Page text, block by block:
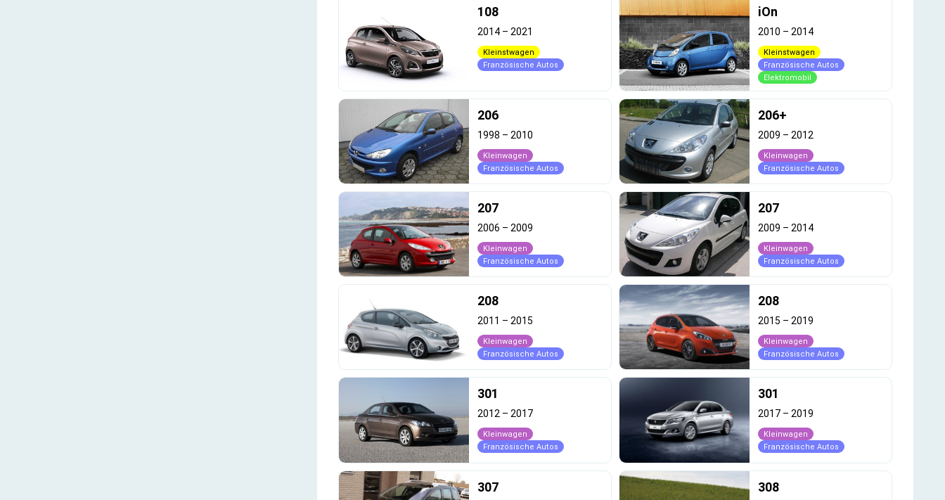
108
2014 – 2021
Kleinstwagen
Französische Autos
iOn
2010 – 2014
Kleinstwagen
Französische Autos
Elektromobil
206
1998 – 2010
Kleinwagen
Französische Autos
206+
2009 – 2012
Kleinwagen
Französische Autos
207
2006 – 2009
Kleinwagen
Französische Autos
207
2009 – 2014
Kleinwagen
Französische Autos
208
2011 – 2015
Kleinwagen
Französische Autos
208
2015 – 2019
Kleinwagen
Französische Autos
301
2012 –2017
Kleinwagen
Französische Autos
301
2017 –2019
Kleinwagen
Französische Autos
307 308